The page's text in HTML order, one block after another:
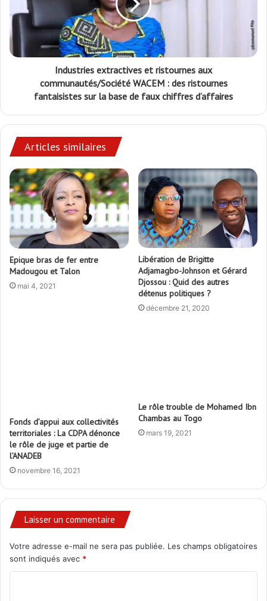
Industries extractives et ristournes aux
communautés/Société WACEM : des ristournes
fantaisistes sur la base de faux chiffres d’affaires
Articles similaires
Epique bras de fer entre
Madougou et Talon
mai 4, 2021
Libération de Brigitte
Adjamagbo-Johnson et Gérard
Djossou : Quid des autres
détenus politiques ?
décembre 21, 2020
Fonds d’appui aux collectivités
territoriales : La CDPA dénonce
le rôle de juge et partie de
l’ANADEB
novembre 16, 2021
Le rôle trouble de Mohamed Ibn
Chambas au Togo
mars 19, 2021
Laisser un commentaire
Votre adresse e-mail ne sera pas publiée. Les champs obligatoires
sont indiqués avec *